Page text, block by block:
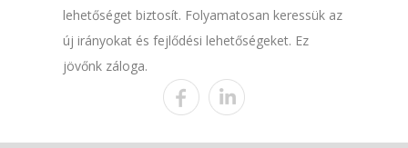
lehetőséget biztosít. Folyamatosan keressük az
új irányokat és fejlődési lehetőségeket. Ez
jövőnk záloga.